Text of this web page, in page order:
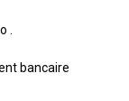
.
bancaire